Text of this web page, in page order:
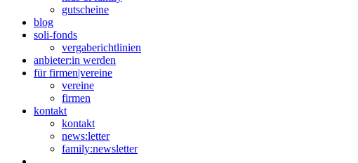
gutscheine
blog
soli-fonds
vergaberichtlinien
anbieter:in werden
für firmen|vereine
vereine
firmen
kontakt
kontakt
news:letter
family:newsletter